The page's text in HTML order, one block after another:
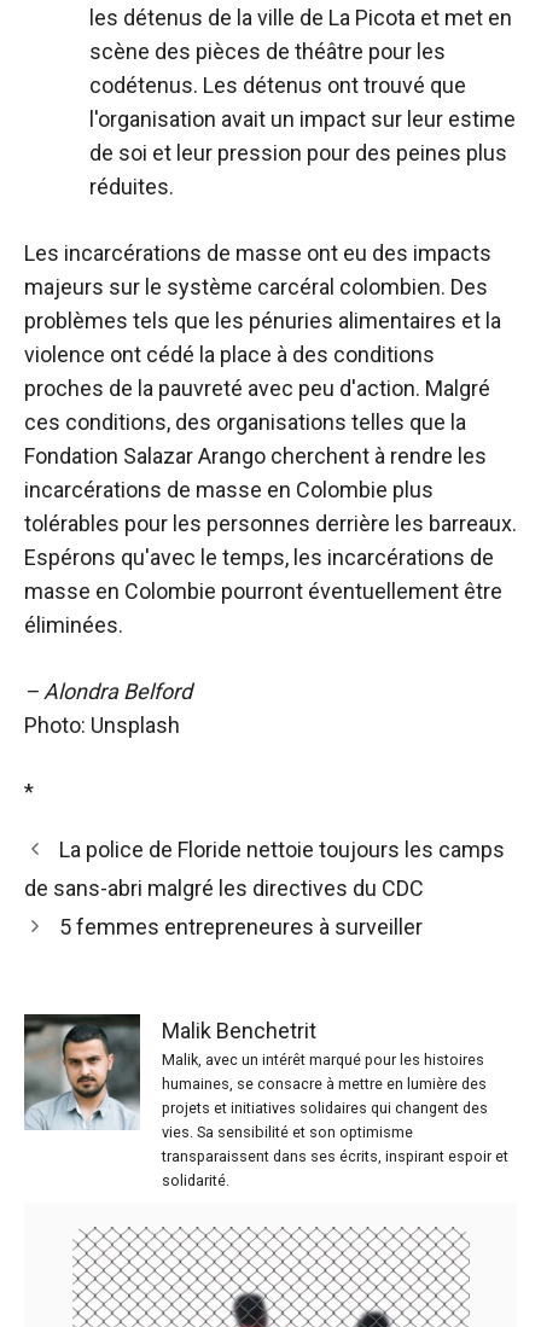
les détenus de la ville de La Picota et met en
scène des pièces de théâtre pour les
codétenus. Les détenus ont trouvé que
l'organisation avait un impact sur leur estime
de soi et leur pression pour des peines plus
réduites.
Les incarcérations de masse ont eu des impacts
majeurs sur le système carcéral colombien. Des
problèmes tels que les pénuries alimentaires et la
violence ont cédé la place à des conditions
proches de la pauvreté avec peu d'action. Malgré
ces conditions, des organisations telles que la
Fondation Salazar Arango cherchent à rendre les
incarcérations de masse en Colombie plus
tolérables pour les personnes derrière les barreaux.
Espérons qu'avec le temps, les incarcérations de
masse en Colombie pourront éventuellement être
éliminées.
– Alondra Belford
Photo: Unsplash
*
La police de Floride nettoie toujours les camps
de sans-abri malgré les directives du CDC
5 femmes entrepreneures à surveiller
Malik Benchetrit
Malik, avec un intérêt marqué pour les histoires
humaines, se consacre à mettre en lumière des
projets et initiatives solidaires qui changent des
vies. Sa sensibilité et son optimisme
transparaissent dans ses écrits, inspirant espoir et
solidarité.